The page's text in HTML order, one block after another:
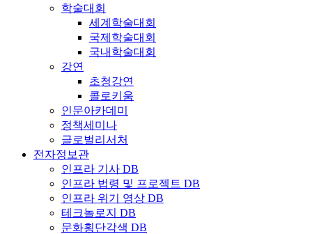
학술대회
세계학술대회
국제학술대회
국내학술대회
강연
초청강연
콜로키움
인문아카데미
정책세미나
글로벌리서처
전자정보관
인프라 기사 DB
인프라 법령 및 프로젝트 DB
인프라 위기 영상 DB
테크놀로지 DB
문화횡단각색 DB